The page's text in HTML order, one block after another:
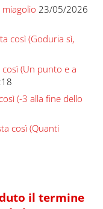
23/05/2026
così (Goduria sì,
(Un punto e a
(-3 alla fine dello
così (Quanti
il termine